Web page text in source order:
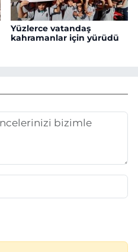
Yüzlerce vatandaş
kahramanlar için yürüdü